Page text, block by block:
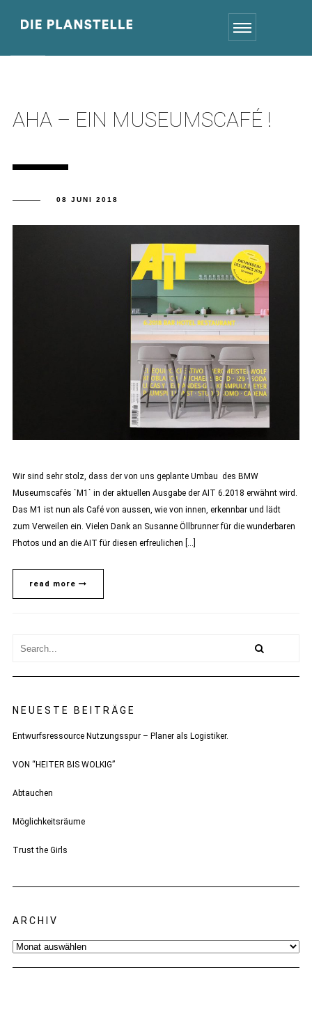
AHA – EIN MUSEUMSCAFÉ !
08 JUNI 2018
Wir sind sehr stolz, dass der von uns geplante Umbau des BMW
Museumscafés `M1` in der aktuellen Ausgabe der AIT 6.2018 erwähnt wird.
Das M1 ist nun als Café von aussen, wie von innen, erkennbar und lädt
zum Verweilen ein. Vielen Dank an Susanne Öllbrunner für die wunderbaren
Photos und an die AIT für diesen erfreulichen […]
read more
NEUESTE BEITRÄGE
Entwurfsressource Nutzungsspur – Planer als Logistiker.
VON “HEITER BIS WOLKIG”
Abtauchen
Möglichkeitsräume
Trust the Girls
ARCHIV
Archiv